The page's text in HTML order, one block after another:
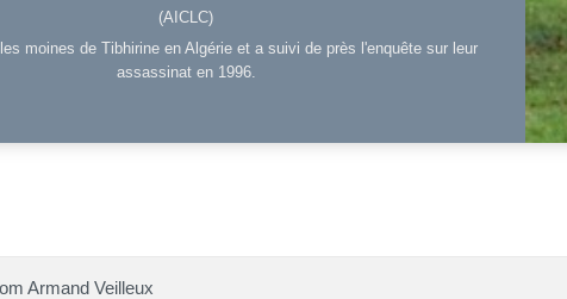
(AICLC)
les moines de Tibhirine en Algérie et a suivi de près l'enquête sur leur
assassinat en 1996.
Armand Veilleux